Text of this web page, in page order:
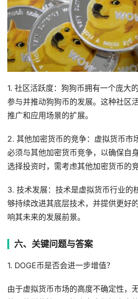
1. 社区活跃度：狗狗币拥有一个庞大
参与并推动狗狗币的发展。这种社区
推广和应用场景的扩展。
2. 其他加密货币的竞争：虚拟货币市
必须与其他加密货币竞争，以确保自
选择投资时，需考虑其他加密货币的竞
3. 技术发展：技术是虚拟货币行业的
够持续改进其底层技术，并提供更好
响其未来的发展前景。
六、关键问题与答案
1. DOGE币是否会进一步增值？
由于虚拟货币市场的高度不确定性，